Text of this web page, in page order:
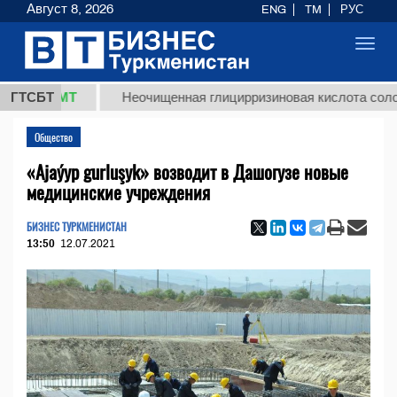
ГТСБТ
ТМТ Неочищенная глицирризиновая кислота
Общество
«Ajaýyp gurluşyk» возводит в Дашогузе новые
медицинские учреждения
БИЗНЕС ТУРКМЕНИСТАН
13:50 12.07.2021
Август 8, 2026 ENG TM РУС